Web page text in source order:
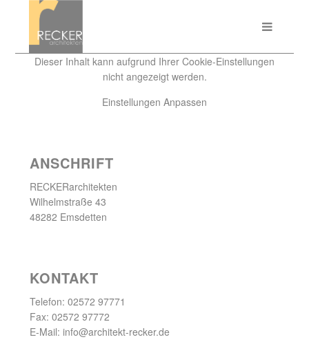
Dieser Inhalt kann aufgrund Ihrer Cookie-Einstellungen
nicht angezeigt werden.
Einstellungen Anpassen
ANSCHRIFT
RECKERarchitekten
Wilhelmstraße 43
48282 Emsdetten
KONTAKT
Telefon: 02572 97771
Fax: 02572 97772
E-Mail: info@architekt-recker.de